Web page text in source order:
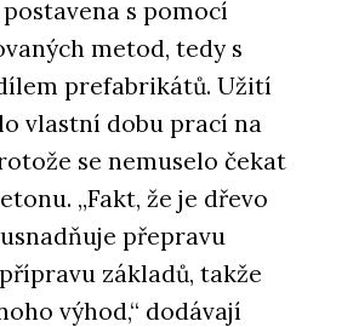
s pomocí
metod, tedy s
prefabrikátů. Užití
vlastní dobu prací na
se nemuselo čekat
„Fakt, že je dřevo
přepravu
základů, takže
výhod,“ dodávají